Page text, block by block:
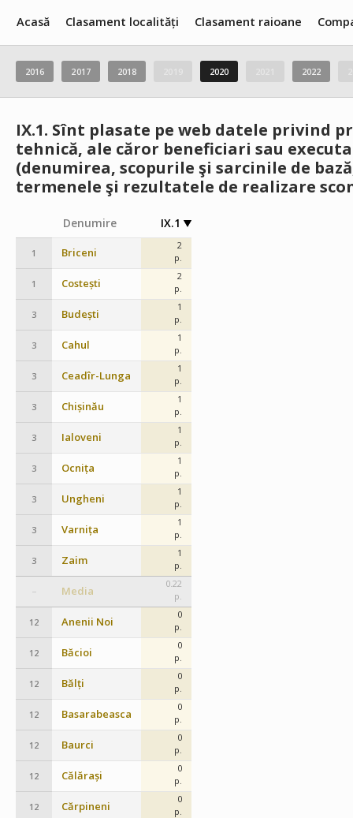
Acasă Clasament localități Clasament raioane
2016 2017 2018 2020 2022
IX.1. Sînt plasate pe web datele privind
tehnică, ale căror beneficiari sau
(denumirea, scopurile şi sarcinile de
termenele şi rezultatele de realizare
Denumire IX.1
1 Briceni
2
p.
1 Costești
2
p.
3 Budești
1
p.
3 Cahul
1
p.
3 Ceadîr-Lunga
1
p.
3 Chișinău
1
p.
3 Ialoveni
1
p.
3 Ocnița
1
p.
3 Ungheni
1
p.
3 Varnița
1
p.
3 Zaim
1
p.
– Media
0.22
p.
12 Anenii Noi
0
p.
12 Băcioi
0
p.
12 Bălți
0
p.
12 Basarabeasca
0
p.
12 Baurci
0
p.
12 Călărași
0
p.
12 Cărpineni
0
p.